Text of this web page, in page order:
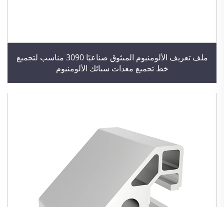
ملف تعريف الألومنيوم المبثوق صناعيًا 3090 مناسب لتجميع
خط تجميع معدات سبائك الألومنيوم